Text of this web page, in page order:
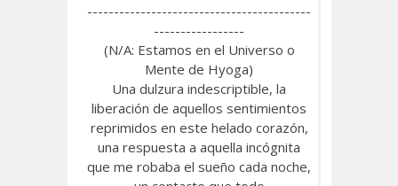
------------------------------------------
-----------------
(N/A: Estamos en el Universo o
Mente de Hyoga)
Una dulzura indescriptible, la
liberación de aquellos sentimientos
reprimidos en este helado corazón,
una respuesta a aquella incógnita
que me robaba el sueño cada noche,